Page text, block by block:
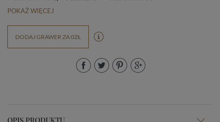
POKAŻ WIĘCEJ
DODAJ GRAWER ZA 0ZŁ
OPIS PRODUKTU